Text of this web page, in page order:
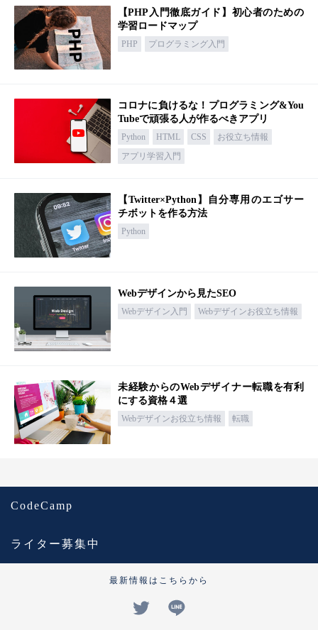
【PHP入門徹底ガイド】初心者のための
学習ロードマップ
PHP プログラミング入門
コロナに負けるな！プログラミング&You
Tubeで頑張る人が作るべきアプリ
Python HTML CSS
お役立ち情報
アプリ学習入門
【Twitter×Python】自分専用のエゴサー
チボットを作る方法
Python
Webデザインから見たSEO
Webデザイン入門 Webデザインお役立ち情報
未経験からのWebデザイナー転職を有利
にする資格４選
Webデザインお役立ち情報 転職
CodeCamp
ライター募集中
最新情報はこちらから